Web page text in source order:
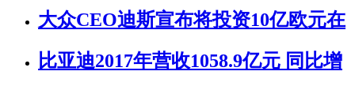
大众CEO迪斯宣布将投资10亿欧元在
比亚迪2017年营收1058.9亿元 同比增